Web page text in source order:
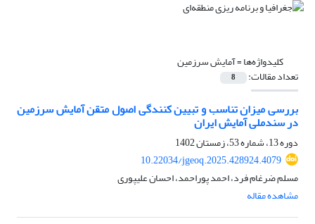
کلیدواژه‌ها =آمایش سرزمین
تعداد مقالات: 8
بررسی میزان تناسب و تبیین کنندگی اصول متقن آمایش سرزمین
در سندملی آمایش ایران
دوره 13، شماره 53، زمستان 1402
10.22034/jgeoq.2025.428924.4079
مسلم ضرغام فرد، احمد پوراحمد، احسان علیپوری
مشاهده مقاله